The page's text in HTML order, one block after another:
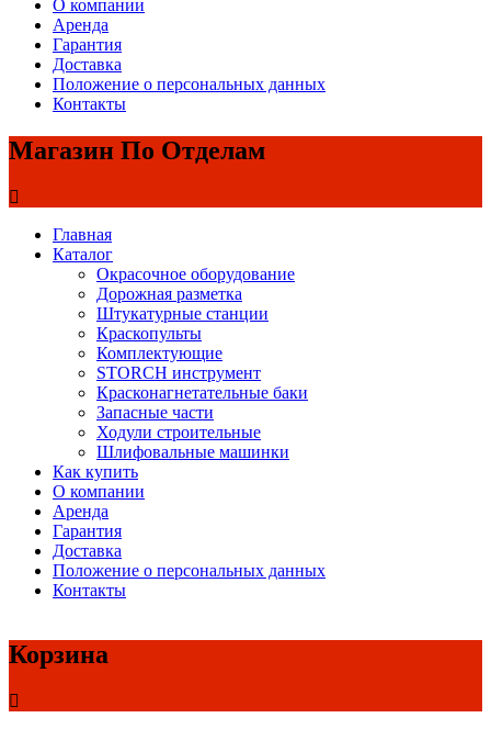
О компании
Аренда
Гарантия
Доставка
Положение о персональных данных
Контакты
Магазин По Отделам
Главная
Каталог
Окрасочное оборудование
Дорожная разметка
Штукатурные станции
Краскопульты
Комплектующие
STORCH инструмент
Красконагнетательные баки
Запасные части
Ходули строительные
Шлифовальные машинки
Как купить
О компании
Аренда
Гарантия
Доставка
Положение о персональных данных
Контакты
Корзина